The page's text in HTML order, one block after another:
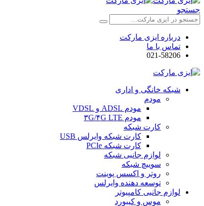
جستجو
درباره ایزی مارکت
تماس با ما
021-58206
شبکه خانگی و اداری
مودم
مودم ADSL و VDSL
مودم ۳G/۴G LTE
کارت شبکه
کارت شبکه وایرلس USB
کارت شبکه PCIe
لوازم جانبی شبکه
سوییچ شبکه
روتر و اکسس پوینت
توسعه دهنده وایرلس
لوازم جانبی کامپیوتر
موس و کیبورد